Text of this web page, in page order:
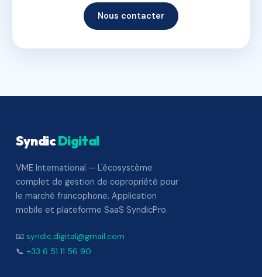
Nous contacter
SyndicDigital
VME International — L'écosystème
complet de gestion de copropriété pour
le marché francophone. Application
mobile et plateforme SaaS SyndicPro.
📧 syndic.digital@gmail.com
📞 +33 6 51 11 56 90